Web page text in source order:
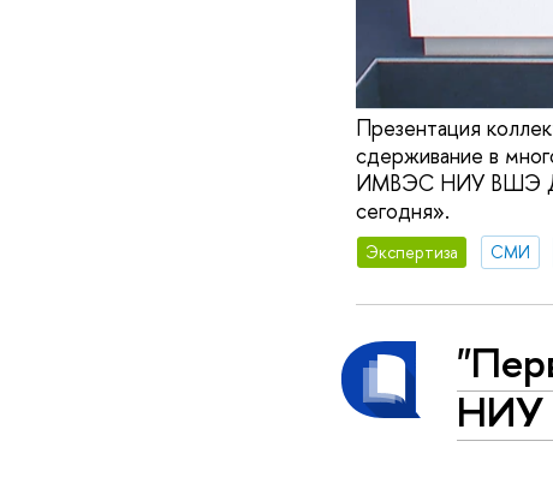
Презентация
сдерживание в
ИМВЭС НИУ ВШЭ
сегодня».
Экспертиза СМИ